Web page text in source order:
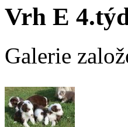
Vrh E
Galerie